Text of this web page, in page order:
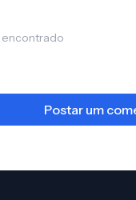
encontrado
Postar um